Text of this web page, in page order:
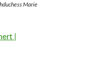
Marie
|